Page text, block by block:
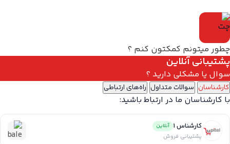
چطور میتونم کمکتون کنم ؟
پشتیبانی آنلاین
سوال یا مشکلی دارید ؟
کارشناسان سوالات متداول راه‌های ارتباطی
با کارشناسان ما در ارتباط باشید:
کارشناس 1 آنلاین
پشتیبانی فروش